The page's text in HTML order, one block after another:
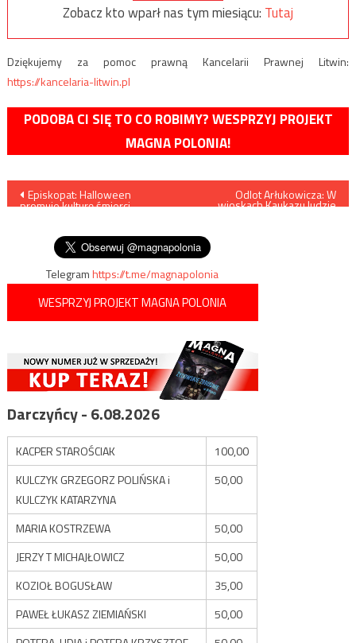
Zobacz kto wparł nas tym miesiącu: Tutaj
Dziękujemy za pomoc prawną Kancelarii Prawnej Litwin:
https://kancelaria-litwin.pl
PODOBA CI SIĘ TO CO ROBIMY? WESPRZYJ PROJEKT
MAGNA POLONIA!
Nawigacja
wpisu
Episkopat: Halloween
promuje kulturę śmierci,
Odlot Arłukowicza: W
wioskach Kaukazu ludzie
Telegramhttps://t.me/magnapolonia
WESPRZYJ PROJEKT MAGNA POLONIA
Darczyńcy - 6.08.2026
KACPER STAROŚCIAK
100,00
KULCZYK GRZEGORZ POLIŃSKA i
KULCZYK KATARZYNA
50,00
MARIA KOSTRZEWA
50,00
JERZY T MICHAJŁOWICZ
50,00
KOZIOŁ BOGUSŁAW
35,00
PAWEŁ ŁUKASZ ZIEMIAŃSKI
50,00